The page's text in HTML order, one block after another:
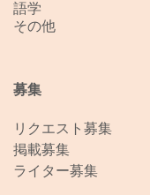
語学
その他
募集
リクエスト募集
掲載募集
ライター募集